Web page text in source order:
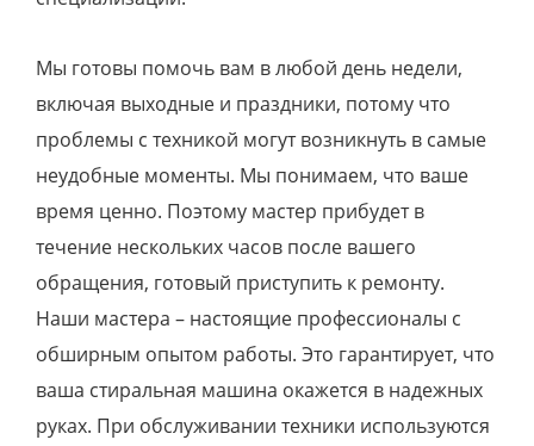
Мы готовы помочь вам в любой день недели,
включая выходные и праздники, потому что
проблемы с техникой могут возникнуть в самые
неудобные моменты. Мы понимаем, что ваше
время ценно. Поэтому мастер прибудет в
течение нескольких часов после вашего
обращения, готовый приступить к ремонту.
Наши мастера – настоящие профессионалы с
обширным опытом работы. Это гарантирует, что
ваша стиральная машина окажется в надежных
руках. При обслуживании техники используются